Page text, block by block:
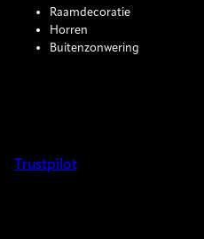
Raamdecoratie
Horren
Buitenzonwering
Trustpilot